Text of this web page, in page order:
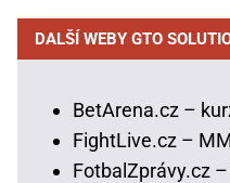
DALŠÍ WEBY GTO
BetArena.cz –
FightLive.cz –
FotbalZprávy.cz